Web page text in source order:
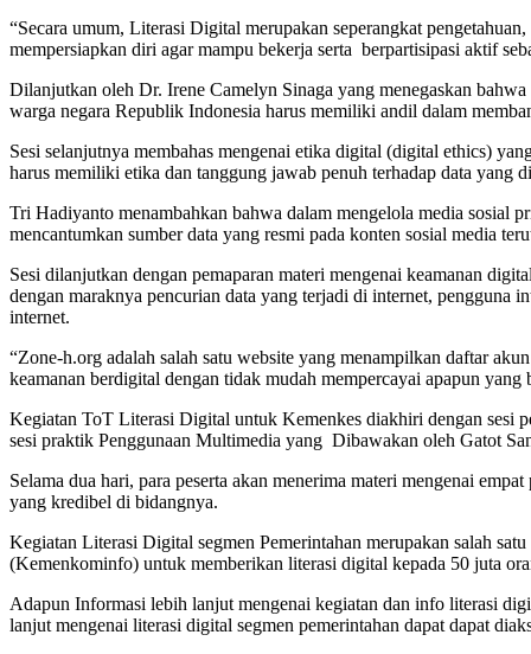
“Secara umum, Literasi Digital merupakan seperangkat
mempersiapkan diri agar mampu bekerja serta berpartisipasi aktif
Dilanjutkan oleh Dr. Irene Camelyn Sinaga yang menegaskan
warga negara Republik Indonesia harus memiliki andil dalam
Sesi selanjutnya membahas mengenai etika digital (digital ethics)
harus memiliki etika dan tanggung jawab penuh terhadap data yang
Tri Hadiyanto menambahkan bahwa dalam mengelola media sosial
mencantumkan sumber data yang resmi pada konten sosial media
Sesi dilanjutkan dengan pemaparan materi mengenai keamanan
dengan maraknya pencurian data yang terjadi di internet, pengguna
internet.
“Zone-h.org adalah salah satu website yang menampilkan daftar
keamanan berdigital dengan tidak mudah mempercayai apapun
Kegiatan ToT Literasi Digital untuk Kemenkes diakhiri dengan sesi
sesi praktik Penggunaan Multimedia yang Dibawakan oleh Gatot
Selama dua hari, para peserta akan menerima materi mengenai
yang kredibel di bidangnya.
Kegiatan Literasi Digital segmen Pemerintahan merupakan salah
(Kemenkominfo) untuk memberikan literasi digital kepada 50 juta
Adapun Informasi lebih lanjut mengenai kegiatan dan info literasi
lanjut mengenai literasi digital segmen pemerintahan dapat dapat